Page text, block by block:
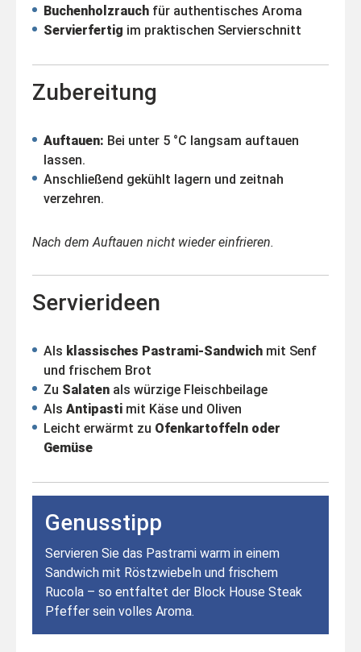
Buchenholzrauch für authentisches Aroma
Servierfertig im praktischen Servierschnitt
Zubereitung
Auftauen: Bei unter 5 °C langsam auftauen
lassen.
Anschließend gekühlt lagern und zeitnah
verzehren.
Nach dem Auftauen nicht wieder einfrieren.
Servierideen
Als klassisches Pastrami-Sandwich mit Senf
und frischem Brot
Zu Salaten als würzige Fleischbeilage
Als Antipasti mit Käse und Oliven
Leicht erwärmt zu Ofenkartoffeln oder
Gemüse
Genusstipp
Servieren Sie das Pastrami warm in einem
Sandwich mit Röstzwiebeln und frischem
Rucola – so entfaltet der Block House Steak
Pfeffer sein volles Aroma.